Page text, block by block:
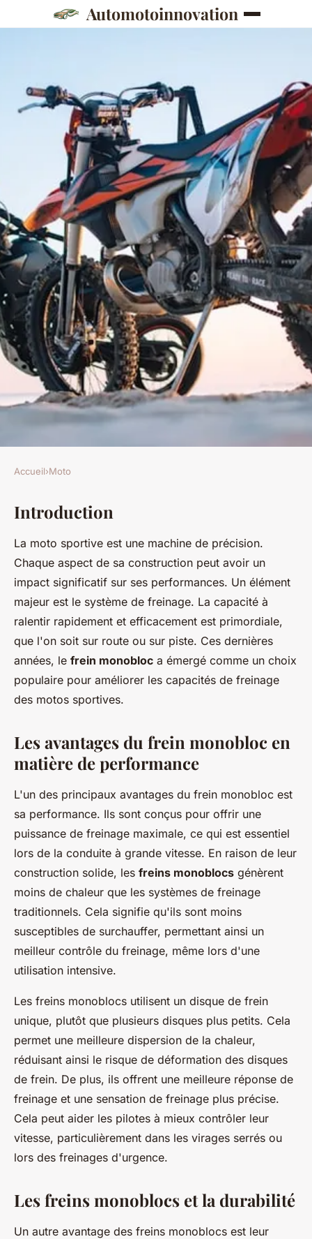
Automotoinnovation
Quels sont les avantages de
l'utilisation de freins
monoblocs sur une moto
sportive ?
Sandro 28 mai 2024 5 min de lecture
Accueil›Moto
Introduction
La moto sportive est une machine de précision.
Chaque aspect de sa construction peut avoir un
impact significatif sur ses performances. Un élément
majeur est le système de freinage. La capacité à
ralentir rapidement et efficacement est primordiale,
que l'on soit sur route ou sur piste. Ces dernières
années, le frein monobloc a émergé comme un choix
populaire pour améliorer les capacités de freinage
des motos sportives.
Les avantages du frein monobloc en
matière de performance
L'un des principaux avantages du frein monobloc est
sa performance. Ils sont conçus pour offrir une
puissance de freinage maximale, ce qui est essentiel
lors de la conduite à grande vitesse. En raison de leur
construction solide, les freins monoblocs génèrent
moins de chaleur que les systèmes de freinage
traditionnels. Cela signifie qu'ils sont moins
susceptibles de surchauffer, permettant ainsi un
meilleur contrôle du freinage, même lors d'une
utilisation intensive.
Les freins monoblocs utilisent un disque de frein
unique, plutôt que plusieurs disques plus petits. Cela
permet une meilleure dispersion de la chaleur,
réduisant ainsi le risque de déformation des disques
de frein. De plus, ils offrent une meilleure réponse de
freinage et une sensation de freinage plus précise.
Cela peut aider les pilotes à mieux contrôler leur
vitesse, particulièrement dans les virages serrés ou
lors des freinages d'urgence.
Les freins monoblocs et la durabilité
Un autre avantage des freins monoblocs est leur